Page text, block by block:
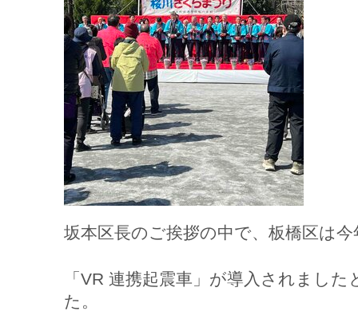
坂本区長のご挨拶の中で、板橋区は
「VR 連携起震車」が導入されまし
た。